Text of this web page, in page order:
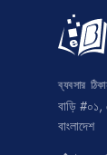
ব্যবসার
বাড়ি
বাংলাদেশ